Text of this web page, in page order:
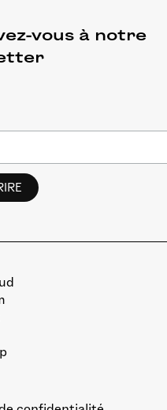
vous à notre